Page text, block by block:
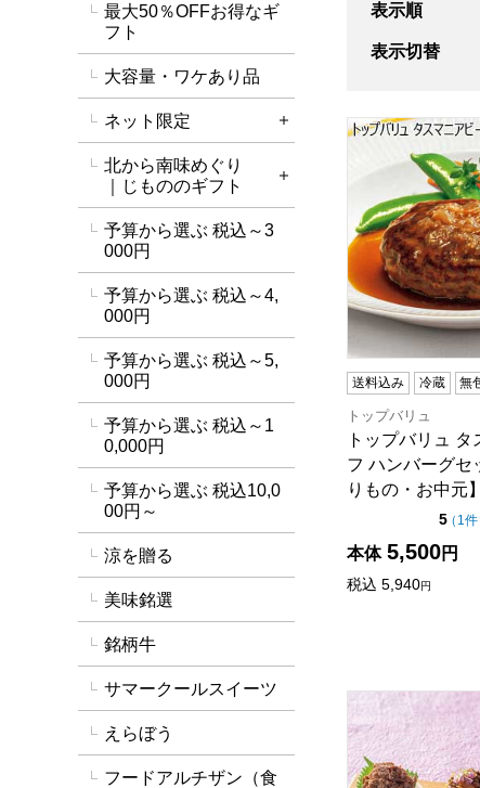
表示順
表示切替
トップバリュ タ
送料込み 冷蔵 無
トップバリュ
トップバリュ
フ ハンバーグセ
りもの・お中元】
5点（
（ 1件
本体 5,500円
税込 5,940円
浅草今半 牛肉
最大50％OFFお得なギ
フト
大容量・ワケあり品
ネット限定
詳細を開く
北から南味めぐり
｜じもののギフト
詳細を開く
予算から選ぶ 税込～3
000円
予算から選ぶ 税込～4,
000円
予算から選ぶ 税込～5,
000円
予算から選ぶ 税込～1
0,000円
予算から選ぶ 税込10,0
00円～
涼を贈る
美味銘選
銘柄牛
サマークールスイーツ
えらぼう
フードアルチザン（食